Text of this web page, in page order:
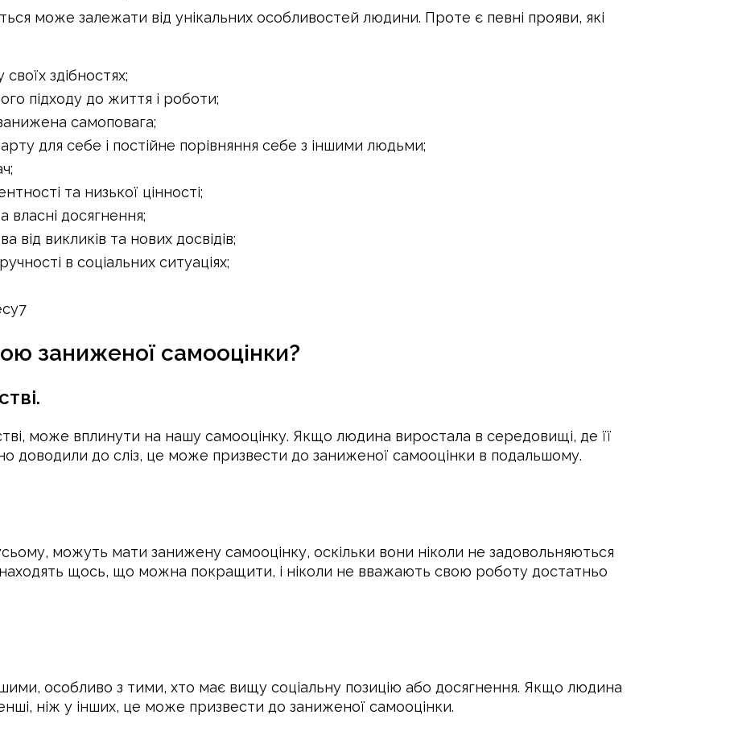
може залежати від унікальних особливостей людини. Проте є певні прояви, які
здібностях;
підходу до життя і роботи;
самоповага;
для себе і постійне порівняння себе з іншими людьми;
та низької цінності;
власні досягнення;
від викликів та нових досвідів;
в соціальних ситуаціях;
заниженої самооцінки?
може вплинути на нашу самооцінку. Якщо людина виростала в середовищі, де її
доводили до сліз, це може призвести до заниженої самооцінки в подальшому.
можуть мати занижену самооцінку, оскільки вони ніколи не задовольняються
щось, що можна покращити, і ніколи не вважають свою роботу достатньо
особливо з тими, хто має вищу соціальну позицію або досягнення. Якщо людина
ніж у інших, це може призвести до заниженої самооцінки.